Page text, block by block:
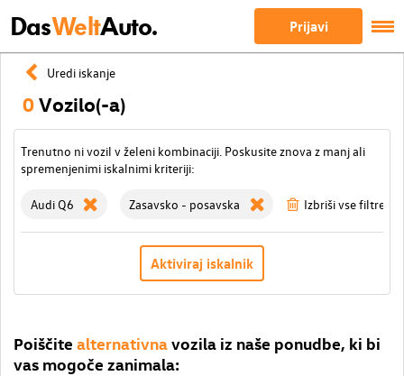
DasWeltAuto. Prijavi
Uredi iskanje
0Vozilo(-a)
Trenutno ni vozil v želeni kombinaciji. Poskusite znova z manj ali
spremenjenimi iskalnimi kriteriji:
Audi Q6 Zasavsko - posavska Izbriši vse filtre
Aktiviraj iskalnik
Poiščite alternativnavozila iz naše ponudbe, ki bi
vas mogoče zanimala: